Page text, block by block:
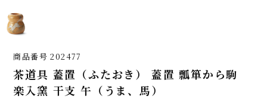
商品番号 202477
茶道具 蓋置（ふたおき） 蓋置 瓢箪から駒
楽入窯 干支 午（うま、馬）